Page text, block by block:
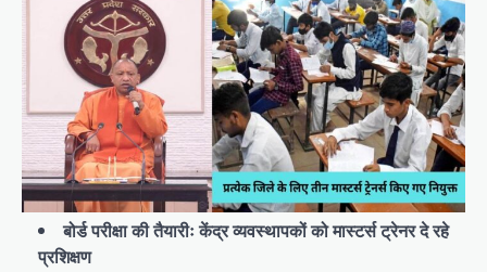
बोर्ड परीक्षा की तैयारीः केंद्र व्यवस्थापकों को मास्टर्स ट्रेनर दे रहे
प्रशिक्षण